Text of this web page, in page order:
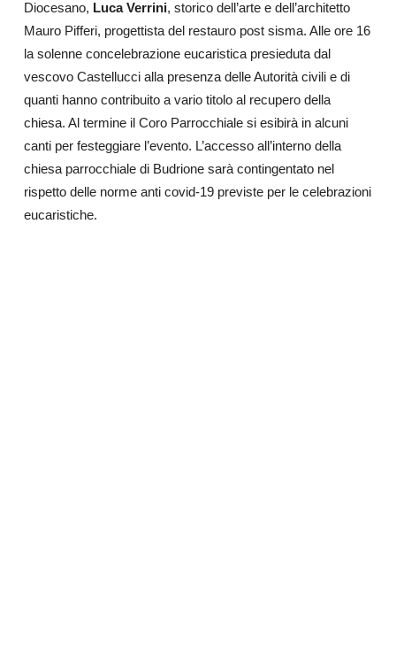
Diocesano, Luca Verrini, storico dell’arte e dell’architetto
Mauro Pifferi, progettista del restauro post sisma. Alle ore 16
la solenne concelebrazione eucaristica presieduta dal
vescovo Castellucci alla presenza delle Autorità civili e di
quanti hanno contribuito a vario titolo al recupero della
chiesa. Al termine il Coro Parrocchiale si esibirà in alcuni
canti per festeggiare l’evento. L’accesso all’interno della
chiesa parrocchiale di Budrione sarà contingentato nel
rispetto delle norme anti covid-19 previste per le celebrazioni
eucaristiche.